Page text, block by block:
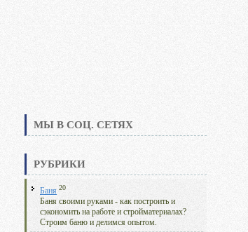
МЫ В СОЦ. СЕТЯХ
РУБРИКИ
Баня 20
Баня своими руками - как построить и
сэкономить на работе и стройматериалах?
Строим баню и делимся опытом.